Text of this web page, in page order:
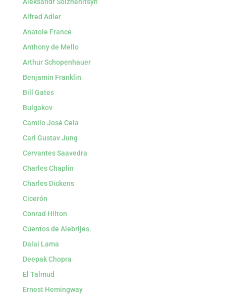
Alfred Adler
Anatole France
Anthony de Mello
Arthur Schopenhauer
Benjamin Franklin
Bill Gates
Bulgakov
Camilo José Cela
Carl Gustav Jung
Cervantes Saavedra
Charles Chaplin
Charles Dickens
Cicerón
Conrad Hilton
Cuentos de Alebrijes.
Dalai Lama
Deepak Chopra
El Talmud
Ernest Hemingway